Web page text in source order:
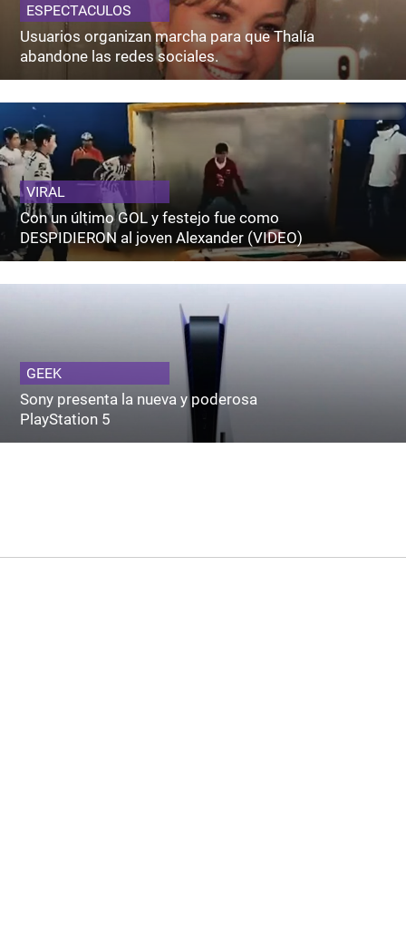
ESPECTACULOS
Usuarios organizan marcha para que Thalía
abandone las redes sociales.
VIRAL
Con un último GOL y festejo fue como
DESPIDIERON al joven Alexander (VIDEO)
GEEK
Sony presenta la nueva y poderosa
PlayStation 5